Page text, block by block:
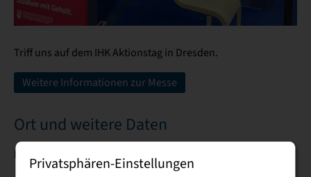
Triff uns auf dem IHK Aktionstag in Dresden.
Weitere Informationen zur Messe
Ort und weitere Daten
DresdenPrivatsphären-Einstellungen